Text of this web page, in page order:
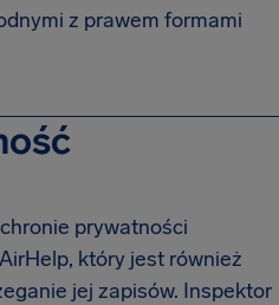
z prawem formami
prywatności
który jest również
jej zapisów. Inspektor